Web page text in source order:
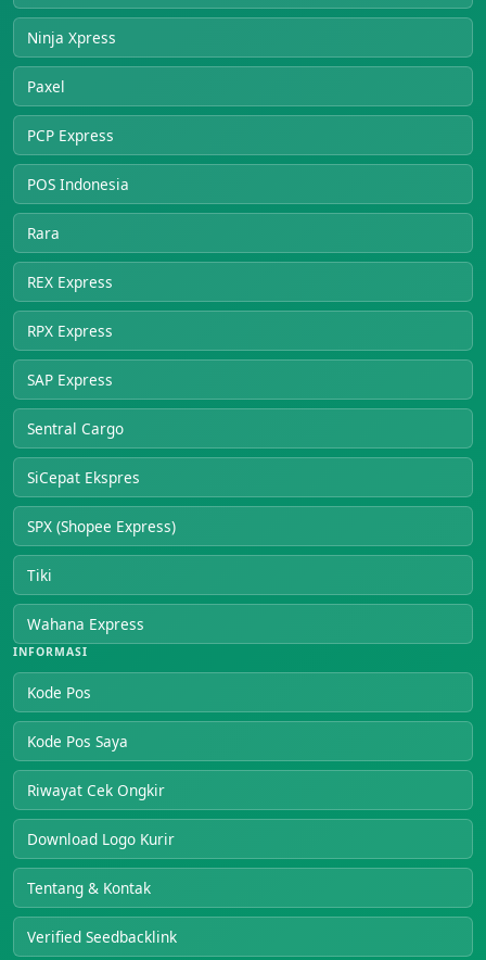
Ninja Xpress
Paxel
PCP Express
POS Indonesia
Rara
REX Express
RPX Express
SAP Express
Sentral Cargo
SiCepat Ekspres
SPX (Shopee Express)
Tiki
Wahana Express
INFORMASI
Kode Pos
Kode Pos Saya
Riwayat Cek Ongkir
Download Logo Kurir
Tentang & Kontak
Verified Seedbacklink